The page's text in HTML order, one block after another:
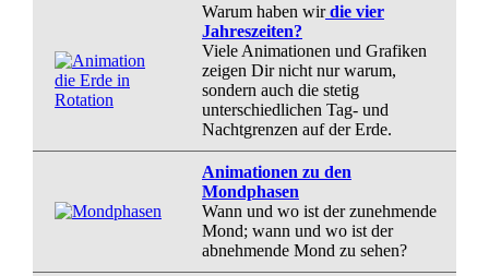
Warum haben wirdie vier
Jahreszeiten?
Viele Animationen und Grafiken
zeigen Dir nicht nur warum,
sondern auch die stetig
unterschiedlichen Tag- und
Nachtgrenzen auf der Erde.
Animationen zu den
Mondphasen
Wann und wo ist der zunehmende
Mond; wann und wo ist der
abnehmende Mond zu sehen?